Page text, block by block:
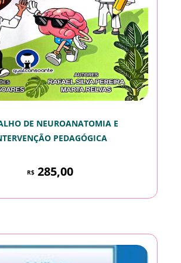
DE NEUROANATOMIA E
PEDAGÓGICA
R$285,00